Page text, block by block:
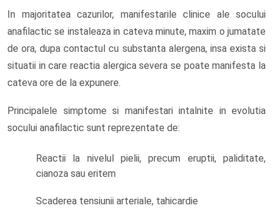
In majoritatea cazurilor, manifestarile clinice ale socului
anafilactic se instaleaza in cateva minute, maxim o jumatate
de ora, dupa contactul cu substanta alergena, insa exista si
situatii in care reactia alergica severa se poate manifesta la
cateva ore de la expunere.
Principalele simptome si manifestari intalnite in evolutia
socului anafilactic sunt reprezentate de:
Reactii la nivelul pielii, precum eruptii, paliditate,
cianoza sau eritem
Scaderea tensiunii arteriale, tahicardie